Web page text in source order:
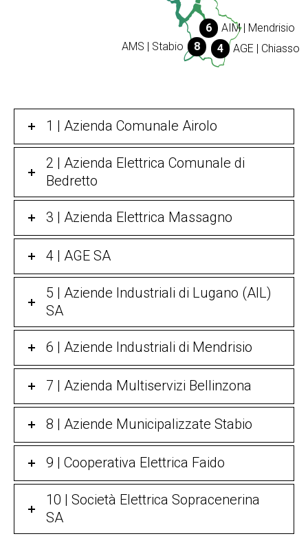
6
AIM | Mendrisio
4
AGE | Chiasso
8
AMS | Stabio
1 | Azienda Comunale Airolo
2 | Azienda Elettrica Comunale di
Bedretto
3 | Azienda Elettrica Massagno
4 | AGE SA
5 | Aziende Industriali di Lugano (AIL)
SA
6 | Aziende Industriali di Mendrisio
7 | Azienda Multiservizi Bellinzona
8 | Aziende Municipalizzate Stabio
9 | Cooperativa Elettrica Faido
10 | Società Elettrica Sopracenerina
SA